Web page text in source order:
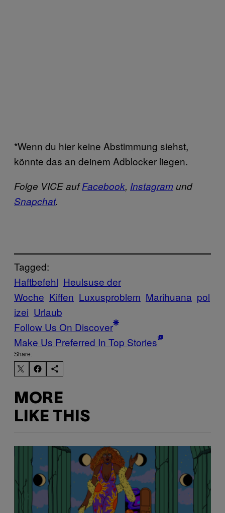
*Wenn du hier keine Abstimmung siehst,
könnte das an deinem Adblocker liegen.
Folge VICE aufFacebook, Instagramund
Snapchat.
Tagged:
Haftbefehl Heulsuse der
Woche Kiffen Luxusproblem Marihuana pol
izei Urlaub
Follow Us On Discover
Make Us Preferred In Top Stories
Share:
MORE
LIKE THIS